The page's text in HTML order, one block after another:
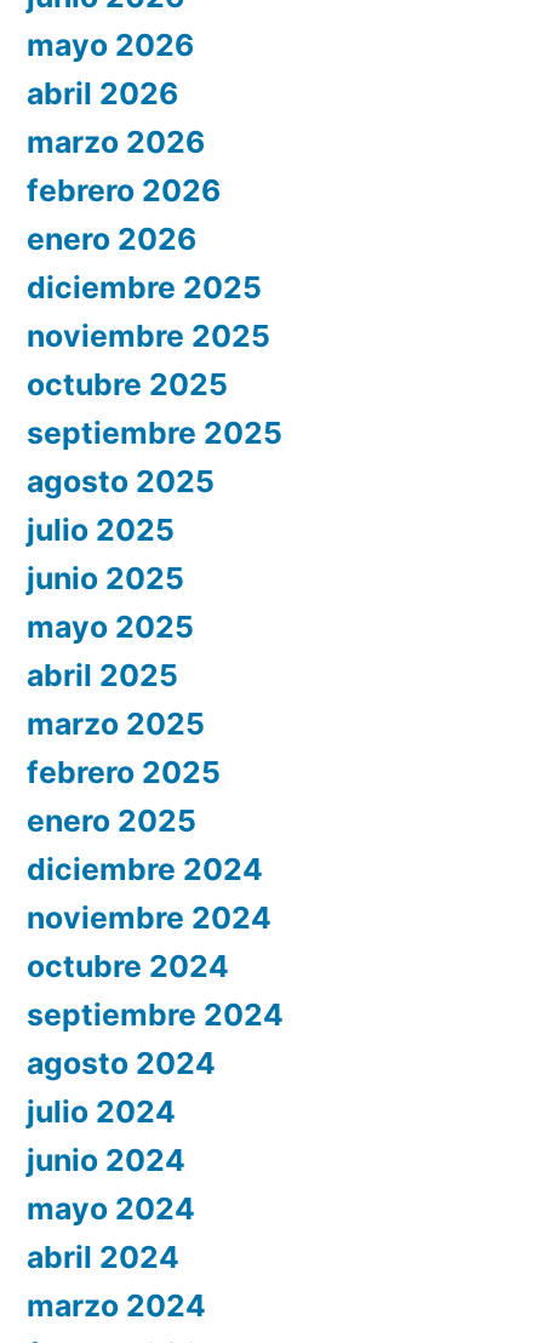
mayo 2026
abril 2026
marzo 2026
febrero 2026
enero 2026
diciembre 2025
noviembre 2025
octubre 2025
septiembre 2025
agosto 2025
julio 2025
junio 2025
mayo 2025
abril 2025
marzo 2025
febrero 2025
enero 2025
diciembre 2024
noviembre 2024
octubre 2024
septiembre 2024
agosto 2024
julio 2024
junio 2024
mayo 2024
abril 2024
marzo 2024